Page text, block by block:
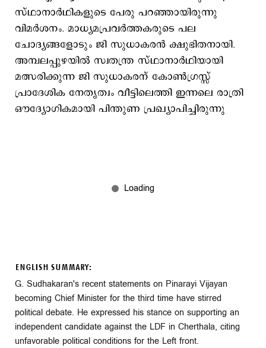
സ്ഥാനാർഥികളുടെ പേരു പറഞ്ഞായിരുന്നു
വിമർശനം. മാധ്യമപ്രവർത്തകരുടെ പല
ചോദ്യങ്ങളോടും ജി സുധാകരൻ ക്ഷുഭിതനായി.
അമ്പലപ്പുഴയിൽ സ്വതന്ത്ര സ്ഥാനാർഥിയായി
മത്സരിക്കുന്ന ജി സുധാകരന് കോൺഗ്രസ്സ്
പ്രാദേശിക നേതൃത്വം വീട്ടിലെത്തി ഇന്നലെ രാത്രി
ഔദ്യോഗികമായി പിന്തുണ പ്രഖ്യാപിച്ചിരുന്നു
ENGLISH SUMMARY:
G. Sudhakaran's recent statements on Pinarayi Vijayan
becoming Chief Minister for the third time have stirred
political debate. He expressed his stance on supporting an
independent candidate against the LDF in Cherthala, citing
unfavorable political conditions for the Left front.